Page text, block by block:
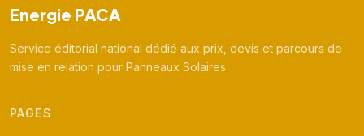
Energie PACA
Service éditorial national dédié aux prix, devis et parcours de
mise en relation pour Panneaux Solaires.
PAGES